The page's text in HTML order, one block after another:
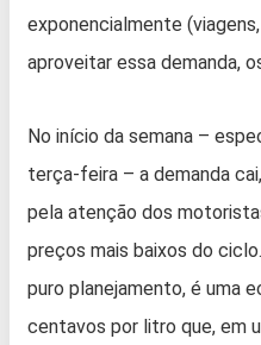
exponencialmente
aproveitar essa demanda,
No início da semana –
terça-feira – a demanda
pela atenção dos
preços mais baixos do
puro planejamento, é uma
centavos por litro que, em